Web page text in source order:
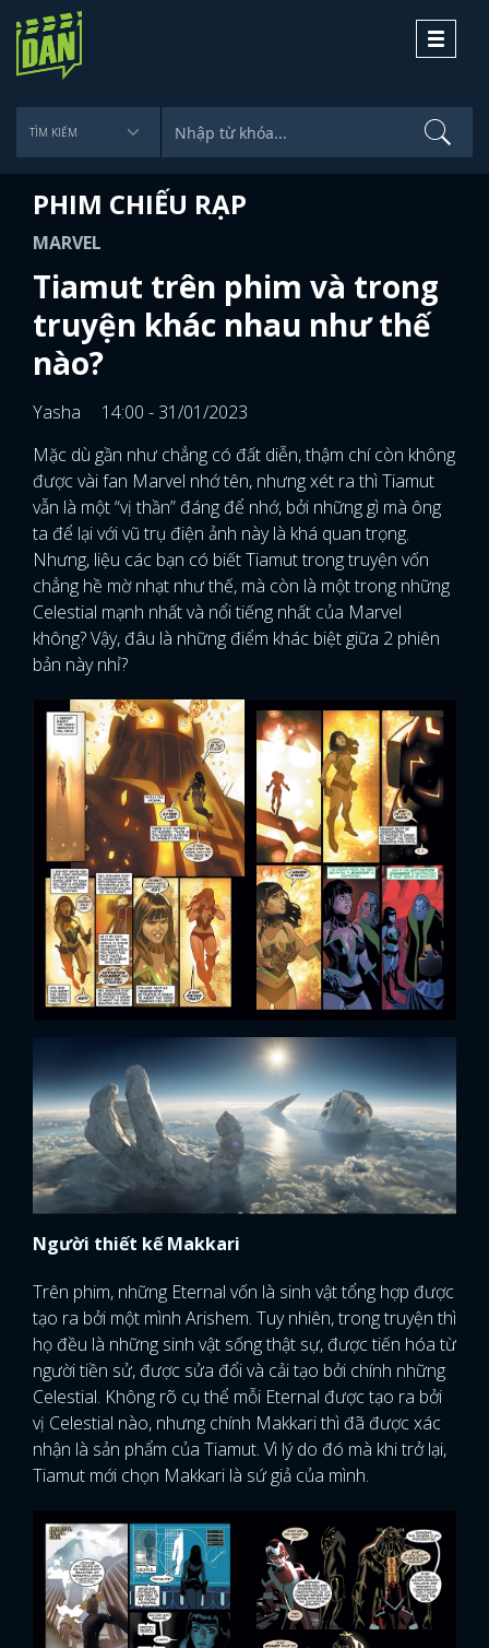
Toggle
PHIM CHIẾU RẠP
MARVEL
Tiamut trên phim và trong
truyện khác nhau như thế
nào?
Yasha
14:00 - 31/01/2023
Mặc dù gần như chẳng có đất diễn, thậm chí còn không
được vài fan Marvel nhớ tên, nhưng xét ra thì Tiamut
vẫn là một “vị thần” đáng để nhớ, bởi những gì mà ông
ta để lại với vũ trụ điện ảnh này là khá quan trọng.
Nhưng, liệu các bạn có biết Tiamut trong truyện vốn
chẳng hề mờ nhạt như thế, mà còn là một trong những
Celestial mạnh nhất và nổi tiếng nhất của Marvel
không? Vậy, đâu là những điểm khác biệt giữa 2 phiên
bản này nhỉ?
Người thiết kế Makkari
Trên phim, những Eternal vốn là sinh vật tổng hợp được
tạo ra bởi một mình Arishem. Tuy nhiên, trong truyện thì
họ đều là những sinh vật sống thật sự, được tiến hóa từ
người tiền sử, được sửa đổi và cải tạo bởi chính những
Celestial. Không rõ cụ thể mỗi Eternal được tạo ra bởi
vị Celestial nào, nhưng chính Makkari thì đã được xác
nhận là sản phẩm của Tiamut. Vì lý do đó mà khi trở lại,
Tiamut mới chọn Makkari là sứ giả của mình.